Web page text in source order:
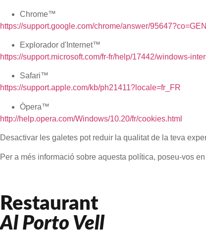
Chrome™
https://support.google.com/chrome/answer/
Explorador d'Internet™
https://support.microsoft.com/fr-fr/help/17442/windows-
Safari™
https://support.apple.com/kb/ph21411?locale=fr_FR
Òpera™
http://help.opera.com/Windows/10.20/fr/cookies.html
Desactivar les galetes pot reduir la qualitat de la teva
Per a més informació sobre aquesta política, poseu-vos
Restaurant
Al Porto Vell